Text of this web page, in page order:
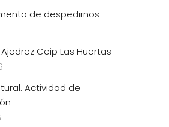
de despedirnos
Ceip Las Huertas
Actividad de